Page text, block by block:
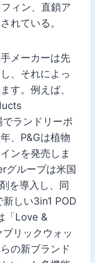
ィン、直鎖ア
れている。
メーカーは先
、それによっ
す。例えば、
ランドリーポ
、P&Gは植物
ンを発売しま
グループは米国
を導入し、同
しい3in1 POD
「Love &
リックウォッ
の新ブランド